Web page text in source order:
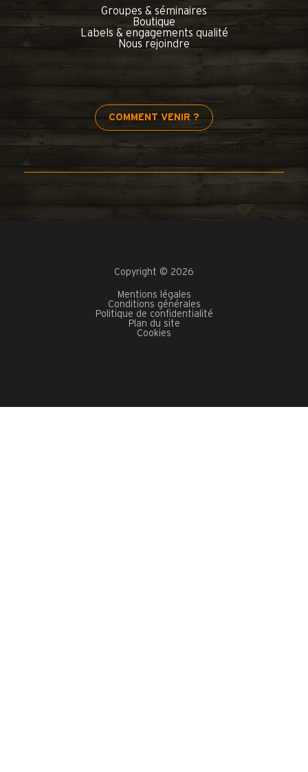
Groupes & séminaires
Boutique
Labels & engagements qualité
Nous rejoindre
COMMENT VENIR ?
Copyright © 2026
Mentions légales
Conditions générales
Politique de confidentialité
Plan du site
Cookies